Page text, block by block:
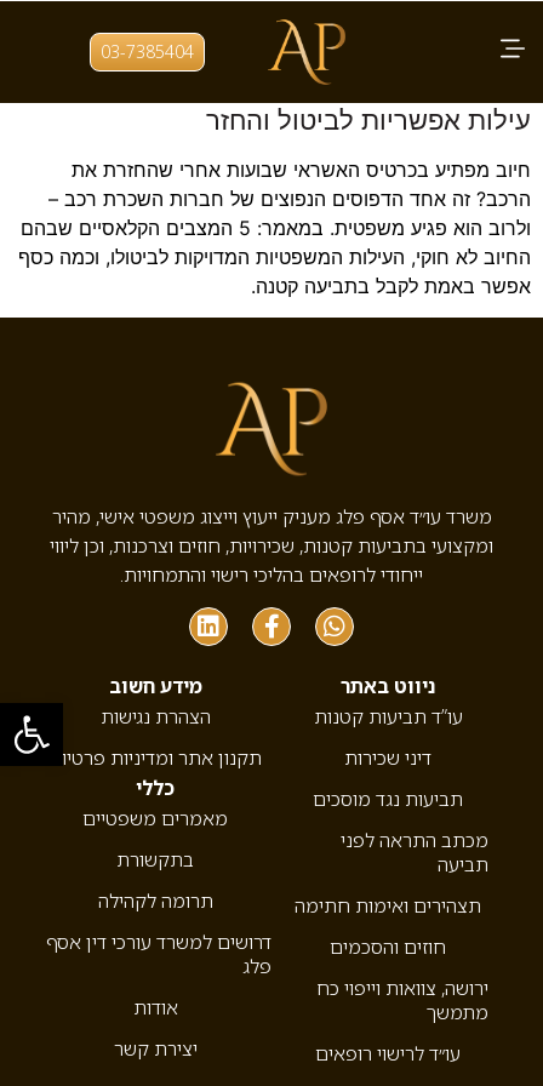
פתח
03-7385404 תגית: סעיף מקפח
חיוב לא מוצדק מחברת השכרת רכב? חמש
עילות אפשריות לביטול והחזר
חיוב מפתיע בכרטיס האשראי שבועות אחרי שהחזרת את
הרכב? זה אחד הדפוסים הנפוצים של חברות השכרת רכב –
ולרוב הוא פגיע משפטית. במאמר: 5 המצבים הקלאסיים שבהם
החיוב לא חוקי, העילות המשפטיות המדויקות לביטולו, וכמה כסף
אפשר באמת לקבל בתביעה קטנה.
משרד עו״ד אסף פלג מעניק ייעוץ וייצוג משפטי אישי, מהיר
ומקצועי בתביעות קטנות, שכירויות, חוזים וצרכנות, וכן ליווי
ייחודי לרופאים בהליכי רישוי והתמחויות.
ניווט באתר
עו”ד תביעות קטנות
דיני שכירות
תביעות נגד מוסכים
מכתב התראה לפני
תביעה
תצהירים ואימות חתימה
חוזים והסכמים
ירושה, צוואות וייפוי כח
מתמשך
עו״ד לרישוי רופאים
מידע חשוב
הצהרת נגישות
תקנון אתר ומדיניות פרטיות
כללי
מאמרים משפטיים
בתקשורת
תרומה לקהילה
דרושים למשרד עורכי דין אסף
פלג
אודות
יצירת קשר